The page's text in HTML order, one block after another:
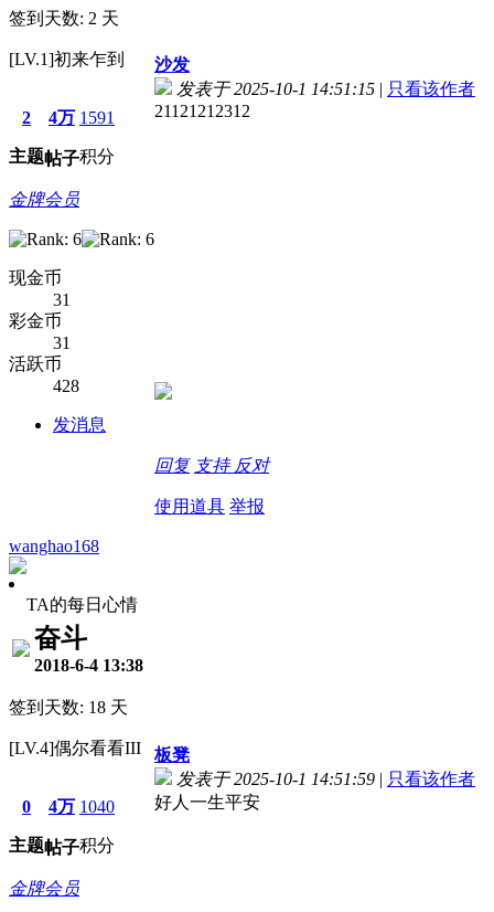
签到天数: 2 天
[LV.1]初来乍到
2
主题
4万
帖子
1591
积分
金牌会员
现金币
31
彩金币
31
活跃币
428
发消息
沙发
发表于 2025-10-1 14:51:15 | 只看该作者
21121212312
回复 支持 反对
使用道具 举报
wanghao168
TA的每日心情
奋斗
2018-6-4 13:38
签到天数: 18 天
[LV.4]偶尔看看III
0
主题
4万
帖子
1040
积分
金牌会员
板凳
发表于 2025-10-1 14:51:59 | 只看该作者
好人一生平安